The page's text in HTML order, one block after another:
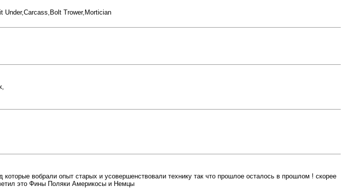
Trower,Mortician
вобрали опыт старых и усовершенствовали технику так что прошлое осталось в прошлом ! скорее
это Фины Поляки Америкосы и Немцы